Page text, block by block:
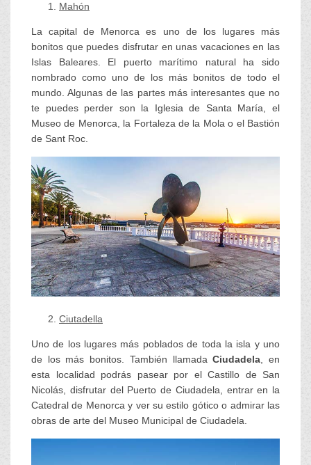
Mahón
La capital de Menorca es uno de los lugares más
bonitos que puedes disfrutar en unas vacaciones en las
Islas Baleares. El puerto marítimo natural ha sido
nombrado como uno de los más bonitos de todo el
mundo. Algunas de las partes más interesantes que no
te puedes perder son la Iglesia de Santa María, el
Museo de Menorca, la Fortaleza de la Mola o el Bastión
de Sant Roc.
Ciutadella
Uno de los lugares más poblados de toda la isla y uno
de los más bonitos. También llamadaCiudadela , en
esta localidad podrás pasear por el Castillo de San
Nicolás, disfrutar del Puerto de Ciudadela, entrar en la
Catedral de Menorca y ver su estilo gótico o admirar las
obras de arte del Museo Municipal de Ciudadela.